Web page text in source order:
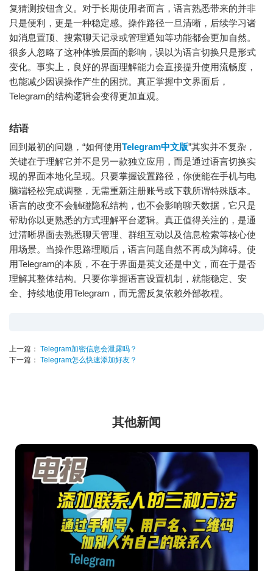
复猜测按钮含义。对于长期使用者而言，语言熟悉带来的并非
只是便利，更是一种稳定感。操作路径一旦清晰，后续学习诸
如消息置顶、搜索聊天记录或管理通知等功能都会更加自然。
很多人忽略了这种体验层面的影响，误以为语言切换只是形式
变化。事实上，良好的界面理解能力会直接提升使用流畅度，
也能减少因误操作产生的困扰。真正掌握中文界面后，
Telegram的结构逻辑会变得更加直观。
结语
回到最初的问题，“如何使用Telegram中文版”其实并不复杂，
关键在于理解它并不是另一款独立应用，而是通过语言切换实
现的界面本地化呈现。只要掌握设置路径，你便能在手机与电
脑端轻松完成调整，无需重新注册账号或下载所谓特殊版本。
语言的改变不会触碰隐私结构，也不会影响聊天数据，它只是
帮助你以更熟悉的方式理解平台逻辑。真正值得关注的，是通
过清晰界面去熟悉聊天管理、群组互动以及信息检索等核心使
用场景。当操作思路理顺后，语言问题自然不再成为障碍。使
用Telegram的本质，不在于界面是英文还是中文，而在于是否
理解其整体结构。只要你掌握语言设置机制，就能稳定、安
全、持续地使用Telegram，而无需反复依赖外部教程。
上一篇： Telegram加密信息会泄露吗？
下一篇： Telegram怎么快速添加好友？
其他新闻